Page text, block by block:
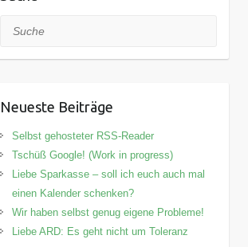
Suche
Neueste Beiträge
Selbst gehosteter RSS-Reader
Tschüß Google! (Work in progress)
Liebe Sparkasse – soll ich euch auch mal
einen Kalender schenken?
Wir haben selbst genug eigene Probleme!
Liebe ARD: Es geht nicht um Toleranz